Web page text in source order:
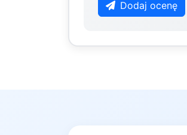
Dodaj ocenę